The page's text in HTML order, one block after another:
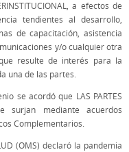
a efectos de
tendientes al desarrollo,
de capacitación, asistencia
y/o cualquier otra
resulte de interés para la
una de las partes.
se acordó que LAS PARTES
surjan mediante acuerdos
Complementarios.
(OMS) declaró la pandemia